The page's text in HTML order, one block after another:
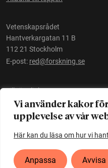
Vi använder kakor
upplevelse av vår
Här kan du läsa om hur vi
Anpassa Avvisa
Vetenskapsrådet
Hantverkargatan 11 B
112 21 Stockholm
E-post: red@forskning.se
Tillgänglighet
Ett initiativ avVetenskapsrådet